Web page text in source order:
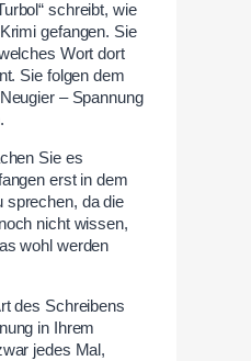
schreibt, wie
gefangen. Sie
Wort dort
Sie folgen dem
– Spannung
Sie es
erst in dem
sprechen, da die
nicht wissen,
wohl werden
des Schreibens
in Ihrem
jedes Mal,